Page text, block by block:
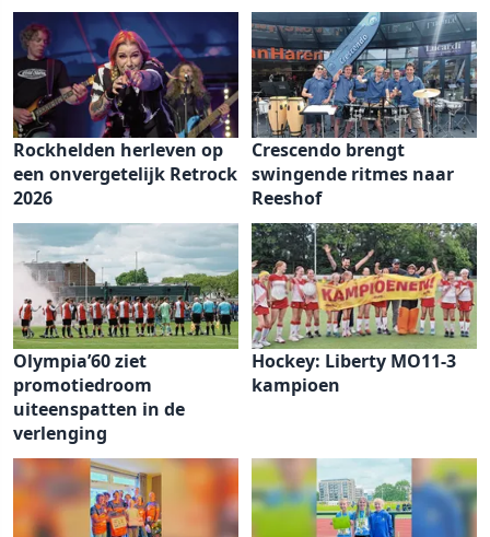
Rockhelden herleven op
een onvergetelijk Retrock
2026
Crescendo brengt
swingende ritmes naar
Reeshof
Olympia’60 ziet
promotiedroom
uiteenspatten in de
verlenging
Hockey: Liberty MO11-3
kampioen